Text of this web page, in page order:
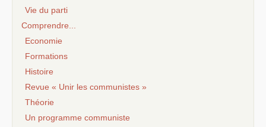
Vie du parti
Comprendre...
Economie
Formations
Histoire
Revue « Unir les communistes »
Théorie
Un programme communiste